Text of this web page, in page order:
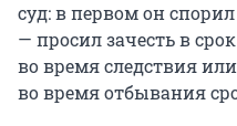
суд: в первом он
— просил зачесть в
во время следствия
во время отбывания